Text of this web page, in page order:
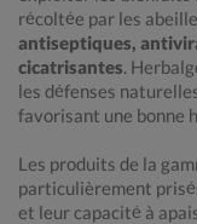
récoltée par les
antiseptiques,
cicatrisantes.
les défenses
favorisant une bonne
Les produits de la
particulièrement
et leur capacité à